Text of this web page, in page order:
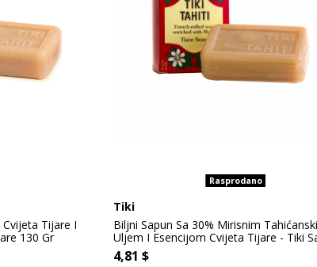
Tijare I
130 Gr
Rasprodano
Tiki
Biljni Sapun Sa 30% Mirisnim
Uljem I Esencijom Cvijeta Tijare - Tiki
4,81 $